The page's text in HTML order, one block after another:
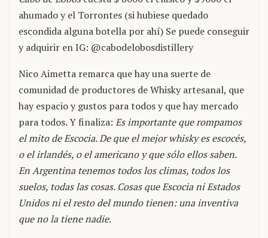
ahumado y el Torrontes (si hubiese quedado
escondida alguna botella por ahí) Se puede conseguir
y adquirir en IG: @cabodelobosdistillery
Nico Aimetta remarca que hay una suerte de
comunidad de productores de Whisky artesanal, que
hay espacio y gustos para todos y que hay mercado
para todos. Y finaliza: Es importante que rompamos
el mito de Escocia. De que el mejor whisky es escocés,
o el irlandés, o el americano y que sólo ellos saben.
En Argentina tenemos todos los climas, todos los
suelos, todas las cosas. Cosas que Escocia ni Estados
Unidos ni el resto del mundo tienen: una inventiva
que no la tiene nadie.